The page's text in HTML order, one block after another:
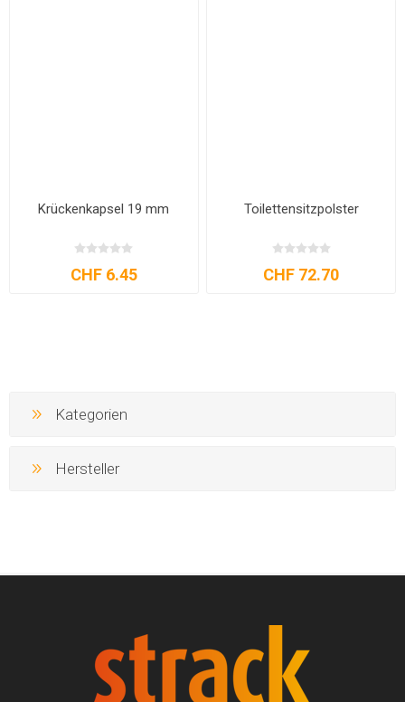
Krückenkapsel 19 mm
CHF 6.45
Toilettensitzpolster
CHF 72.70
Kategorien
Hersteller